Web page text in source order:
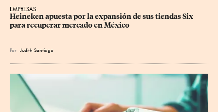
EMPRESAS
Heineken apuesta por la expansión de sus tiendas Six
para recuperar mercado en México
Por Judith Santiago